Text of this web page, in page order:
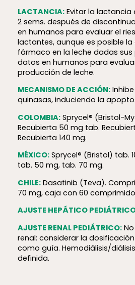
LACTANCIA:Evitar la lactancia
2 sems. después de
en humanos para evaluar el
lactantes, aunque es posible la
fármaco en la leche dadas sus
datos en humanos para
producción de leche.
MECANISMO DE ACCIÓN:
quinasas, induciendo la
COLOMBIA:Sprycel® (Bristol-
Recubierta 50 mg tab.
Recubierta 140 mg.
MÉXICO:Sprycel® (Bristol) tab.
tab. 50 mg, tab. 70 mg.
CHILE:Dasatinib (Teva).
70 mg, caja con 60
AJUSTE HEPÁTICO
AJUSTE RENAL PEDIÁTRICO:No
renal: considerar la
como guía. Hemodiálisis/
definida.